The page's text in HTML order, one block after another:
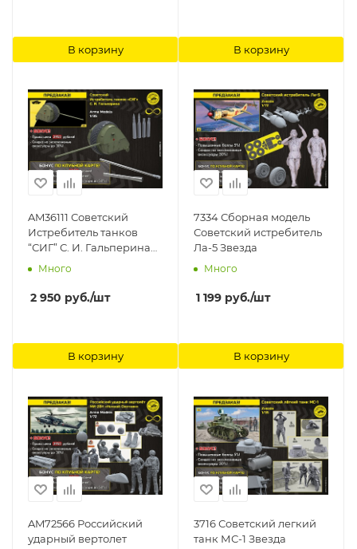
В корзину В корзину
AM36111 Советский
Истребитель танков
“СИГ” С. И. Гальперина
Arma Models
Много
2 950 руб./шт
В корзину
7334 Сборная модель
Советский истребитель
Ла-5 Звезда
Много
1 199 руб./шт
В корзину
AM72566 Российский
ударный вертолет
3716 Советский легкий
танк МС-1 Звезда